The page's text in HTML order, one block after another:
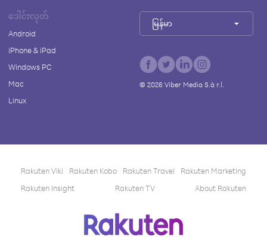
ဒေါင်းလုတ်
Android
iPhone & iPad
Windows PC
Mac
Linux
မြန်မာ
© 2026Viber Media S.à r.l.
Rakuten Viki Rakuten Kobo Rakuten Travel
Rakuten Marketing
Rakuten Insight
Rakuten TV About Rakuten